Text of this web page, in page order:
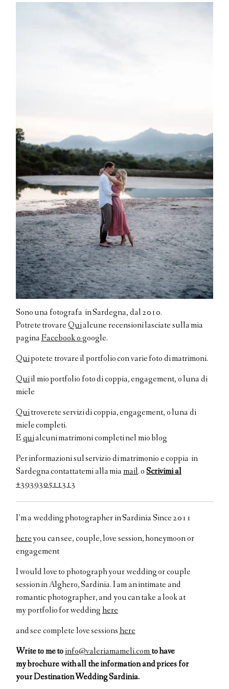
Sono una fotografa in Sardegna, dal 2010.
Potrete trovare Quialcune recensioni lasciate sulla mia
pagina Facebook o google.
Quipotete trovare il portfolio con varie foto di matrimoni.
Quiil mio portfolio foto di coppia, engagement, o luna di
miele
Quitroverete servizi di coppia, engagement, o luna di
miele completi.
E quialcuni matrimoni completi nel mio blog
Per informazioni sul servizio di matrimonio e coppia in
Sardegna contattatemi alla mia mail. o Scrivimi al
+393930511313
I’m a wedding photographer in Sardinia Since 2011
here you can see, couple, love session, honeymoon or
engagement
I would love to photograph your wedding or couple
session in Alghero, Sardinia. I am anintimate and
romanticphotographer,and you can take a look at
myportfolio for wedding here
and see complete love sessions here
Write to me to info@valeriamameli.com to have
my brochure with all the information and prices for
yourDestination Wedding Sardinia.